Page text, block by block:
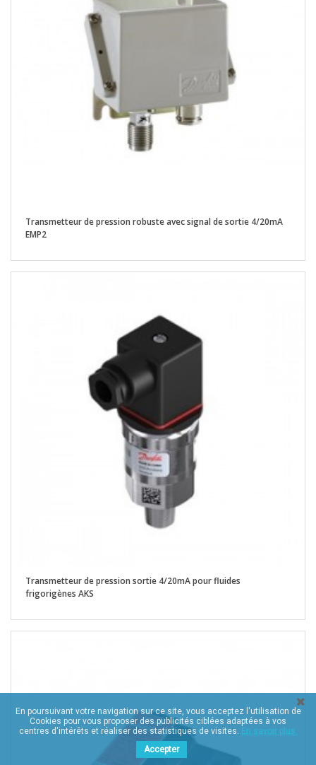
Transmetteur de pression robuste avec signal de sortie 4/20mA
EMP2
Transmetteur de pression sortie 4/20mA pour fluides
frigorigènes AKS
En poursuivant votre navigation sur ce site, vous acceptez l'utilisation de
Cookies pour vous proposer des publicités ciblées adaptées à vos
centres d'intérêts et réaliser des statistiques de visites. En savoir plus.
Accepter